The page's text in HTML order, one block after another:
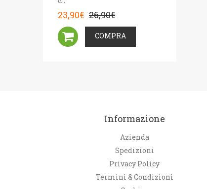
23,90€ 26,90€
COMPRA
Informazione
Azienda
Spedizioni
Privacy Policy
Termini & Condizioni